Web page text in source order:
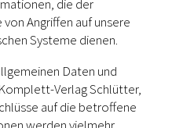
die der
Angriffen auf unsere
Systeme dienen.
Daten und
Verlag Schlütter,
auf die betroffene